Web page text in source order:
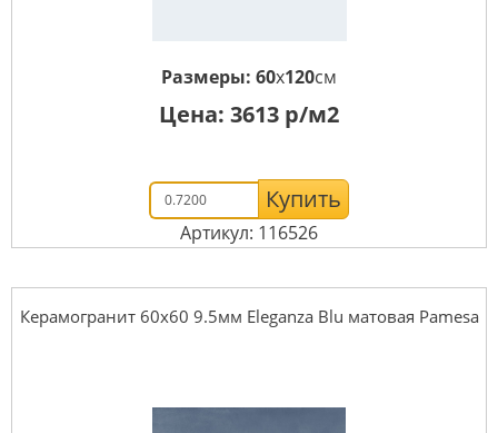
Размеры: 60x120см
Цена: 3613 р/м2
Купить
Артикул: 116526
Керамогранит 60x60 9.5мм Eleganza Blu матовая Pamesa